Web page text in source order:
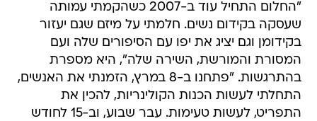
"החלום התחיל עוד ב-2007 כשהקמתי עמותה
שעסקה בקידום נשים. חלמתי על מיזם שגם יעזור
בקידומן וגם יציג את יפו עם הסיפורים שלה ועם
המסורת והמורשת, השירה שלה", היא מספרת
בהתרגשות. "פתחנו ב-8 במרץ, הזמנתי את האנשים,
התחלתי לעשות הכנות הקולינריות, להכין את
התפריט, לעשות טעימות. עבר שבוע, וב-15 לחודש